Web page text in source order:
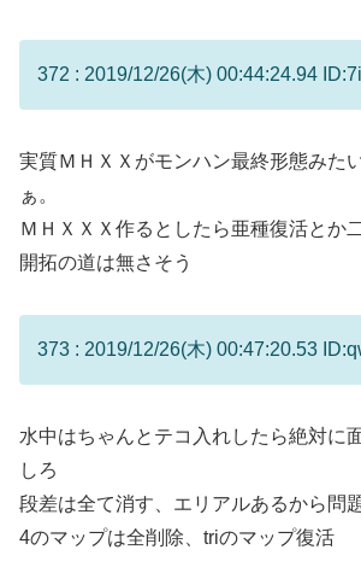
372 : 2019/12/26(木) 00:44:24.94
実質ＭＨＸＸがモンハン最終形態みた
ぁ。
ＭＨＸＸＸ作るとしたら亜種復活とか
開拓の道は無さそう
373 : 2019/12/26(木) 00:47:20.53
水中はちゃんとテコ入れしたら絶対に
しろ
段差は全て消す、エリアルあるから問
4のマップは全削除、triのマップ復活